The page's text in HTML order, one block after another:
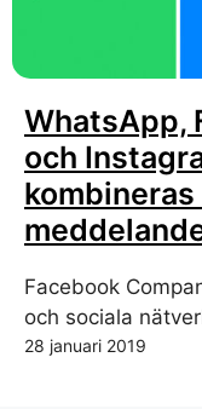
WhatsApp,
och
Facebook
och sociala
28 januari 2019